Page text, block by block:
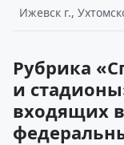
Ижевск г.,
Рубрика
и
входящих